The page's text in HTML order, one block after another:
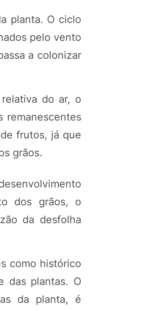
planta. O ciclo
pelo vento
a colonizar
do ar, o
remanescentes
frutos, já que
grãos.
dos grãos, o
da desfolha
como histórico
das plantas. O
da planta, é